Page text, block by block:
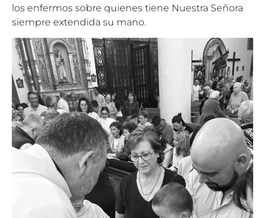
los enfermos sobre quienes tiene Nuestra Señora
siempre extendida su mano.